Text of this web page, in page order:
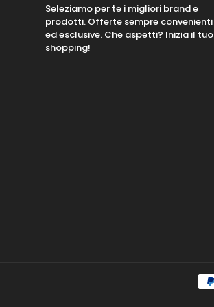
Seleziamo per te i migliori brand e
prodotti. Offerte sempre convenienti
ed esclusive. Che aspetti? Inizia il tuo
shopping!